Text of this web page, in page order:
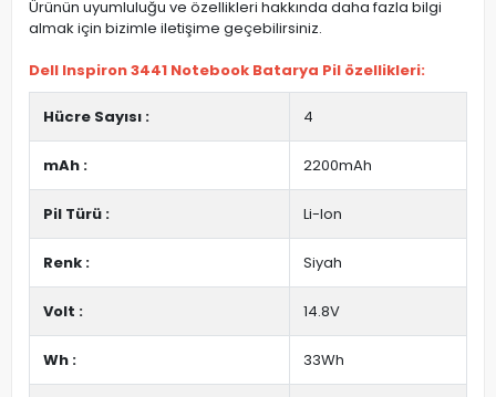
Ürünün uyumluluğu ve özellikleri hakkında daha fazla bilgi
almak için bizimle iletişime geçebilirsiniz.
Dell Inspiron 3441 Notebook Batarya Pil özellikleri:
Hücre Sayısı : 4
mAh : 2200mAh
Pil Türü : Li-Ion
Renk : Siyah
Volt : 14.8V
Wh : 33Wh